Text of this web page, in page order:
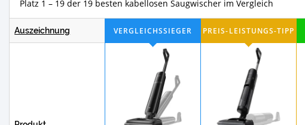
Akku WischsaugerTest
Platz 1 – 19 der 19 besten kabellosen Saugwischer im Vergleich
Auszeichnung